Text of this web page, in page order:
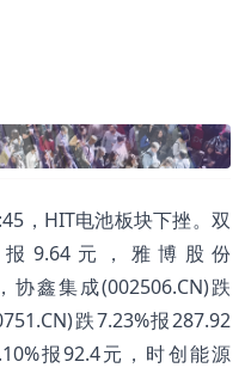
，HIT电池板块下挫。双
报9.64元，雅博股份
协鑫集成(002506.CN)跌
跌7.23%报287.92
报92.4元，时创能源